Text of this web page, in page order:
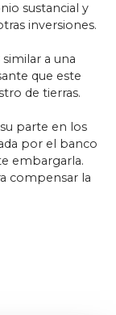
sustancial y
inversiones.
a una
que este
de tierras.
parte en los
por el banco
embargarla.
compensar la